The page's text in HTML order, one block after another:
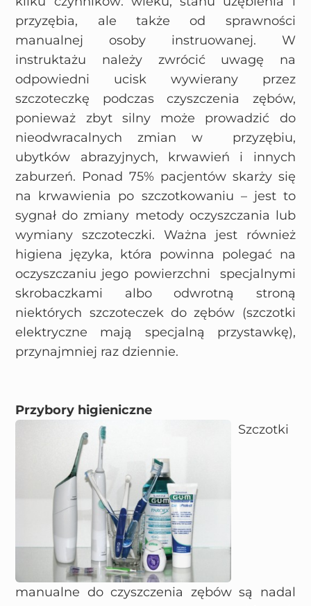
przyzębia, ale także od sprawności
manualnej osoby instruowanej. W
instruktażu należy zwrócić uwagę na
odpowiedni ucisk wywierany przez
szczoteczkę podczas czyszczenia zębów,
ponieważ zbyt silny może prowadzić do
nieodwracalnych zmian w przyzębiu,
ubytków abrazyjnych, krwawień i innych
zaburzeń. Ponad 75% pacjentów skarży się
na krwawienia po szczotkowaniu – jest to
sygnał do zmiany metody oczyszczania lub
wymiany szczoteczki. Ważna jest również
higiena języka, która powinna polegać na
oczyszczaniu jego powierzchni specjalnymi
skrobaczkami albo odwrotną stroną
niektórych szczoteczek do zębów (szczotki
elektryczne mają specjalną przystawkę),
przynajmniej raz dziennie.
Przybory higieniczne
Szczotki
manualne do czyszczenia zębów są nadal